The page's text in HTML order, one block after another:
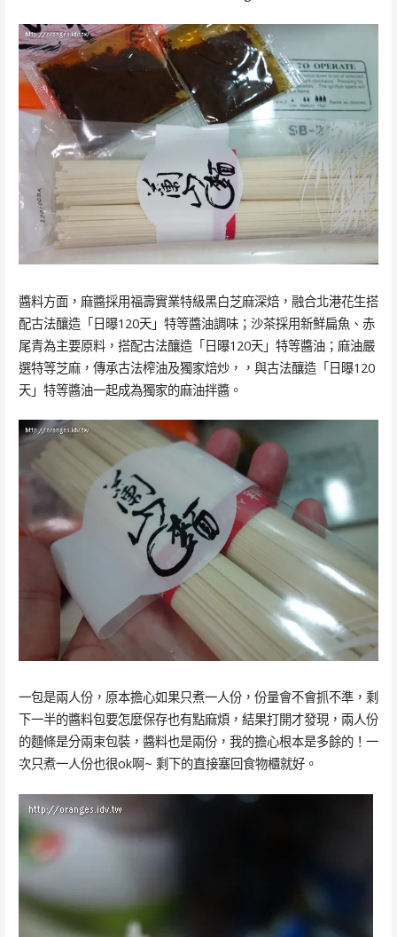
醬料方面，麻醬採用福壽實業特級黑白芝麻深焙，融合北港花生搭
配古法釀造「日曝120天」特等醬油調味；沙茶採用新鮮扁魚、赤
尾青為主要原料，搭配古法釀造「日曝120天」特等醬油；麻油嚴
選特等芝麻，傳承古法榨油及獨家焙炒，，與古法釀造「日曝120
天」特等醬油一起成為獨家的麻油拌醬。
一包是兩人份，原本擔心如果只煮一人份，份量會不會抓不準，剩
下一半的醬料包要怎麼保存也有點麻煩，結果打開才發現，兩人份
的麵條是分兩束包裝，醬料也是兩份，我的擔心根本是多餘的！一
次只煮一人份也很ok啊~ 剩下的直接塞回食物櫃就好。